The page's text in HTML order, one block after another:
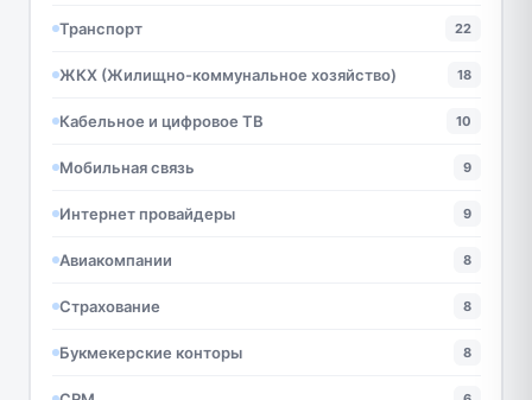
Транспорт 22
ЖКХ (Жилищно-коммунальное хозяйство) 18
Кабельное и цифровое ТВ 10
Мобильная связь 9
Интернет провайдеры 9
Авиакомпании 8
Страхование 8
Букмекерские конторы 8